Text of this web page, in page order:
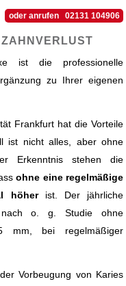
oder anrufen 02131 104906
ist die professionelle
zu Ihrer eigenen
Frankfurt hat die Vorteile
ist nicht alles, aber ohne
Erkenntnis stehen die
ohne eine regelmäßige
höherist. Der jährliche
nach o. g. Studie ohne
mm, bei regelmäßiger
Vorbeugung von Karies